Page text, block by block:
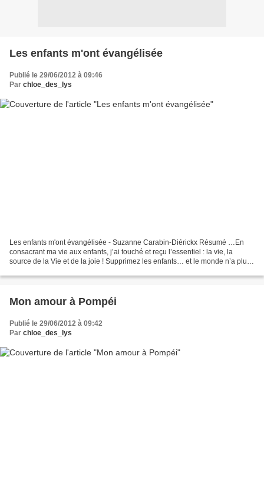
Les enfants m'ont évangélisée
Publié le 29/06/2012 à 09:46
Par chloe_des_lys
Les enfants m'ont évangélisée - Suzanne Carabin-Diérickx Résumé …En
consacrant ma vie aux enfants, j’ai touché et reçu l’essentiel : la vie, la
source de la Vie et de la joie ! Supprimez les enfants… et le monde n’a plus
Mon amour à Pompéi
Publié le 29/06/2012 à 09:42
Par chloe_des_lys